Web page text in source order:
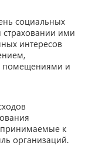
социальных
страховании ими
интересов
помещениями и
принимаемые к
организаций.